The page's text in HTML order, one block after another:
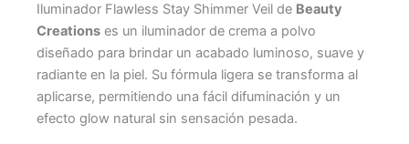
Iluminador Flawless Stay Shimmer Veil de Beauty
Creations es un iluminador de crema a polvo
diseñado para brindar un acabado luminoso, suave y
radiante en la piel. Su fórmula ligera se transforma al
aplicarse, permitiendo una fácil difuminación y un
efecto glow natural sin sensación pesada.